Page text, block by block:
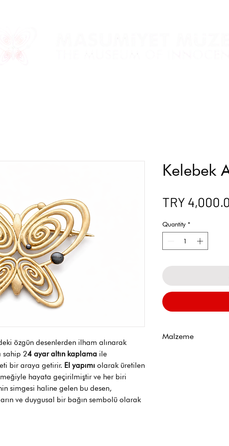
özgün desenlerden ilham alınarak
sahip 24 ayar altın kaplama ile
bir araya getirir. El yapımı olarak üretilen
hayata geçirilmiştir ve her biri
simgesi haline gelen bu desen,
ve duygusal bir bağın sembolü olarak
Kelebek
TRY
Quantity *
Malzeme